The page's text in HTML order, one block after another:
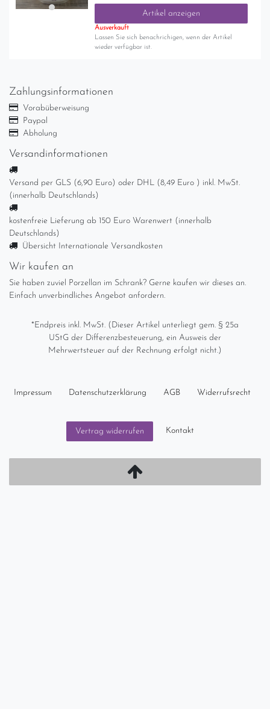
Artikel anzeigen
Ausverkauft
Lassen Sie sich benachrichigen, wenn der Artikel
wieder verfügbar ist.
Zahlungsinformationen
Vorabüberweisung
Paypal
Abholung
Versandinformationen
Versand per GLS (6,90 Euro) oder DHL (8,49 Euro ) inkl. MwSt.
(innerhalb Deutschlands)
kostenfreie Lieferung ab 150 Euro Warenwert (innerhalb
Deutschlands)
Übersicht Internationale Versandkosten
Wir kaufen an
Sie haben zuviel Porzellan im Schrank? Gerne kaufen wir dieses an.
Einfach unverbindliches Angebot anfordern.
*Endpreis inkl. MwSt. (Dieser Artikel unterliegt gem. § 25a
UStG der Differenzbesteuerung, ein Ausweis der
Mehrwertsteuer auf der Rechnung erfolgt nicht.)
Impressum Daten­schutz­erklärung AGB Widerrufs­recht
Vertrag widerrufen Kontakt